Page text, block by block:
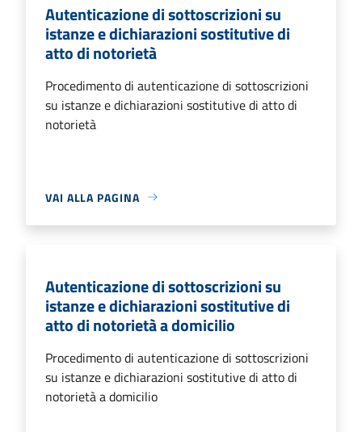
Autenticazione di sottoscrizioni su
istanze e dichiarazioni sostitutive di
atto di notorietà
Procedimento di autenticazione di sottoscrizioni
su istanze e dichiarazioni sostitutive di atto di
notorietà
VAI ALLA PAGINA
Autenticazione di sottoscrizioni su
istanze e dichiarazioni sostitutive di
atto di notorietà a domicilio
Procedimento di autenticazione di sottoscrizioni
su istanze e dichiarazioni sostitutive di atto di
notorietà a domicilio